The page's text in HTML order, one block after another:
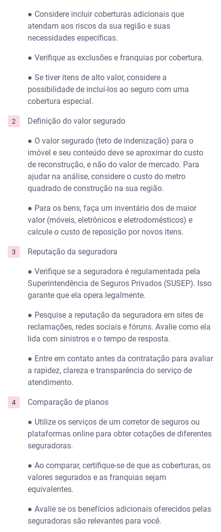
● Considere incluir coberturas adicionais que
atendam aos riscos da sua região e suas
necessidades específicas.
● Verifique as exclusões e franquias por cobertura.
● Se tiver itens de alto valor, considere a
possibilidade de incluí-los ao seguro com uma
cobertura especial.
Definição do valor segurado
● O valor segurado (teto de indenização) para o
imóvel e seu conteúdo deve se aproximar do custo
de reconstrução, e não do valor de mercado. Para
ajudar na análise, considere o custo do metro
quadrado de construção na sua região.
● Para os bens, faça um inventário dos de maior
valor (móveis, eletrônicos e eletrodomésticos) e
calcule o custo de reposição por novos itens.
Reputação da seguradora
● Verifique se a seguradora é regulamentada pela
Superintendência de Seguros Privados (SUSEP). Isso
garante que ela opera legalmente.
● Pesquise a reputação da seguradora em sites de
reclamações, redes sociais e fóruns. Avalie como ela
lida com sinistros e o tempo de resposta.
● Entre em contato antes da contratação para avaliar
a rapidez, clareza e transparência do serviço de
atendimento.
Comparação de planos
● Utilize os serviços de um corretor de seguros ou
plataformas online para obter cotações de diferentes
seguradoras.
● Ao comparar, certifique-se de que as coberturas, os
valores segurados e as franquias sejam
equivalentes.
● Avalie se os benefícios adicionais oferecidos pelas
seguradoras são relevantes para você.